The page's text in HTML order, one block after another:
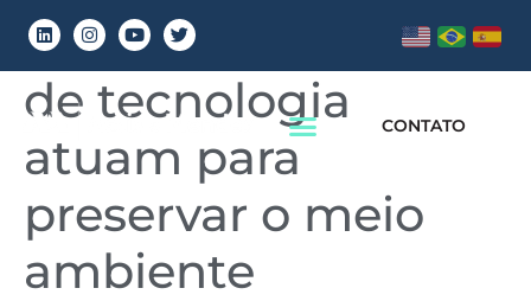
CONTATO
Como as empresas
de tecnologia
atuam para
preservar o meio
ambiente